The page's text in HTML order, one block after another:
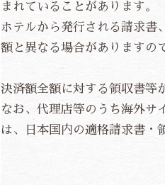
まれていることがあります。
ホテルから発行される請求書
額と異なる場合がありますの
決済額全額に対する領収書等
なお、代理店等のうち海外サ
は、日本国内の適格請求書・